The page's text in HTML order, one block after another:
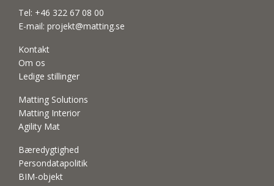
Tel: +46 322 67 08 00
E-mail: projekt@matting.se
Kontakt
Om os
Ledige stillinger
Matting Solutions
Matting Interior
Agility Mat
Bæredygtighed
Persondatapolitik
BIM-objekt